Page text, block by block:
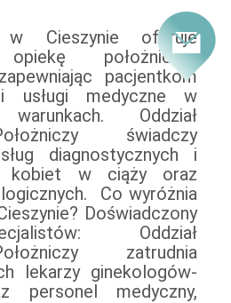
Cieszynie oferuje
położniczo-
pacjentkom
usługi medyczne w
Oddział
Położniczy świadczy
diagnostycznych i
kobiet w ciąży oraz
Co wyróżnia
Doświadczony
Oddział
Położniczy zatrudnia
lekarzy ginekologów-
personel medyczny,
standardy opieki
Nowoczesne sale
dysponuje
salami porodowymi,
sprzęt wspomagający
worki sako czy
komfortowe
oraz możliwość
podczas
pacjentek:
Położniczy cieszy
wśród pacjentek.
98,4% pacjentek
opiekę położniczą, a
Ponadto, 95%
porodówkę Szpitala
udział osoby
cięciu cesarskim:
obecność osoby
podczas cięcia
opłat, co